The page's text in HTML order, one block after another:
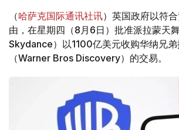
（哈萨克国际通讯社讯）英国政府以符
由，在星期四（8月6日）批准派拉蒙天
Skydance）以1100亿美元收购华纳兄弟
（Warner Bros Discovery）的交易。